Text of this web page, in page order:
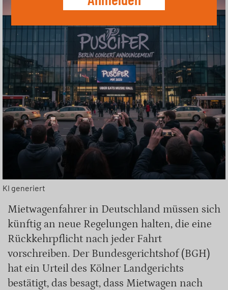
KI generiert
Mietwagenfahrer in Deutschland müssen sich
künftig an neue Regelungen halten, die eine
Rückkehrpflicht nach jeder Fahrt
vorschreiben. Der Bundesgerichtshof (BGH)
hat ein Urteil des Kölner Landgerichts
bestätigt, das besagt, dass Mietwagen nach